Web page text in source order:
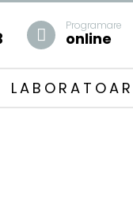
Programare
online